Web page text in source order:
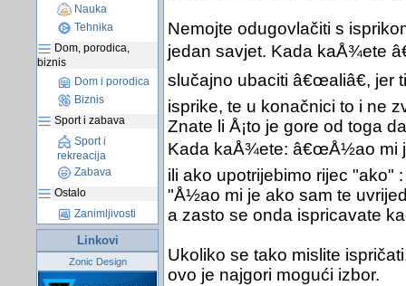
Nauka
Tehnika
Dom, porodica,
biznis
Dom i porodica
Biznis
Sport i zabava
Sport i
rekreacija
Zabava
Ostalo
Zanimljivosti
Linkovi
Zonic Design
Nemojte odugovlačiti s
jedan savjet. Kada kaÅ¾ete
slučajno ubaciti â€œaliâ€,
isprike, te u konačnici to i ne
Znate li Å¡to je gore od toga
Kada kaÅ¾ete: â€œÅ½ao mi
ili ako upotrijebimo rijec "ako" :
"Å½ao mi je ako sam te
a zasto se onda ispricavate
Ukoliko se tako mislite
ovo je najgori mogući izbor.